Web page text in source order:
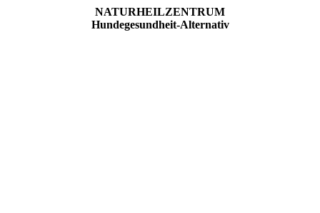
NATURHEILZENTRUM
Hundegesundheit-Alternativ